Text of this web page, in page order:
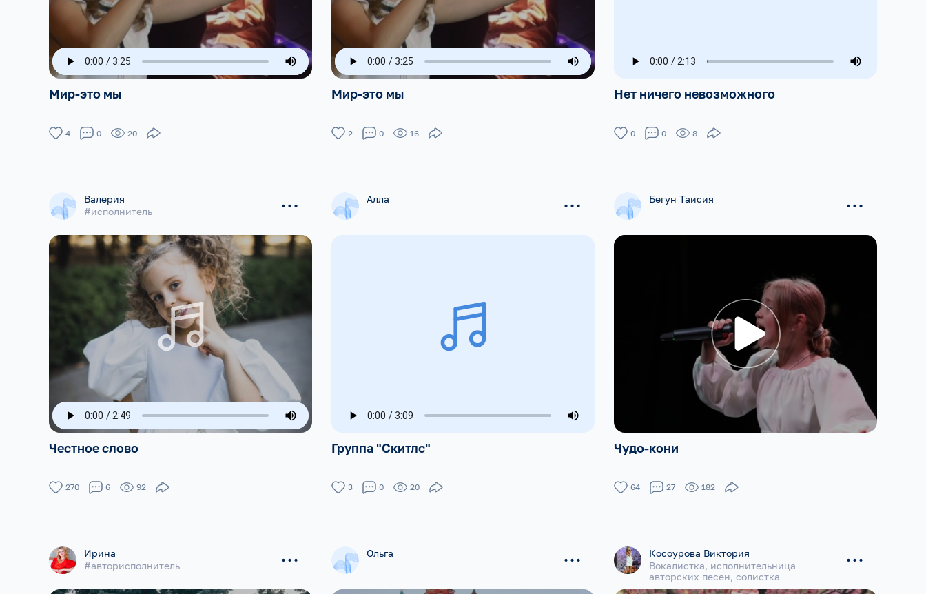
Мир-это мы
4 0 20
Мир-это мы
2 0 16
Нет ничего невозможного
0 0 8
Валерия
#исполнитель
...
Честное слово
270 6 92
Алла ...
Группа "Скитлс"
3 0 20
Бегун Таисия ...
Чудо-кони
64 27 182
Ирина
#авторисполнитель
... Ольга ...
Косоурова Виктория
Вокалистка, исполнительница
авторских песен, солистка
музыкальной кавер-группы
...